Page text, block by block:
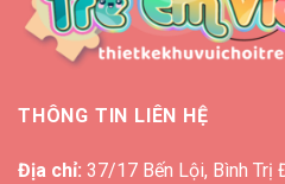
THÔNG TIN LIÊN HỆ
Địa chỉ: 37/17 Bến Lội, Bình Trị